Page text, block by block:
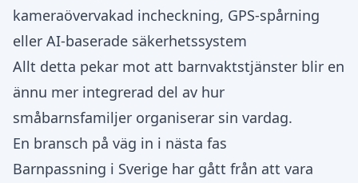
kameraövervakad incheckning, GPS-spårning
eller AI-baserade säkerhetssystem
Allt detta pekar mot att barnvaktstjänster blir en
ännu mer integrerad del av hur
småbarnsfamiljer organiserar sin vardag.
En bransch på väg in i nästa fas
Barnpassning i Sverige har gått från att vara